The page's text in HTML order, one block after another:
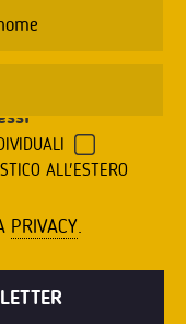
ALL'ESTERO
PRIVACY.